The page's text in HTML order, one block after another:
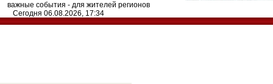
важные события - для жителей регионов
Сегодня 06.08.2026, 17:34